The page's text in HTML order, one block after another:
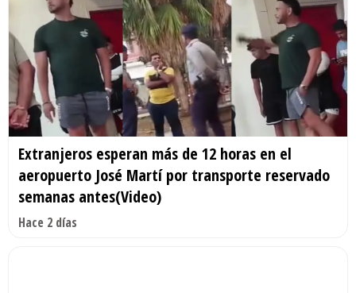
Extranjeros esperan más de 12 horas en el
aeropuerto José Martí por transporte reservado
semanas antes(Video)
Hace 2 días